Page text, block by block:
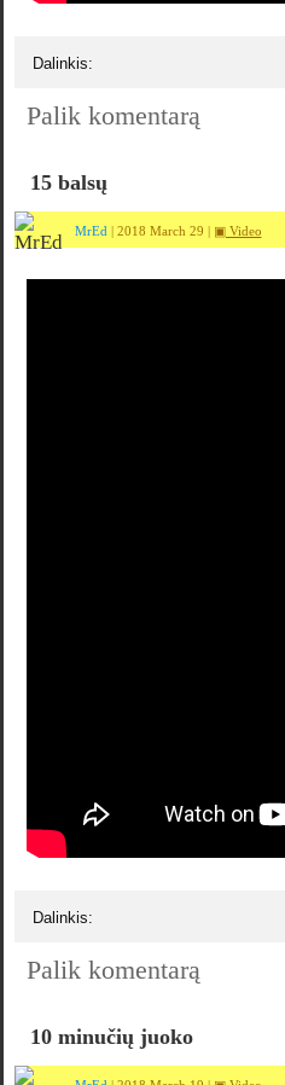
Dalinkis:
Palik komentarą
15 balsų
MrEd | 2018 March 29 | ▣ Video
Dalinkis:
Palik komentarą
10 minučių juoko